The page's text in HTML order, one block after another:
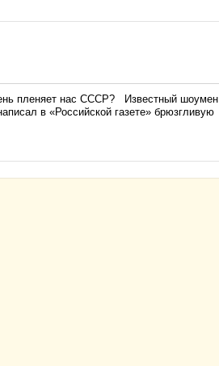
пленяет нас СССР? Известный шоумен
в «Российской газете» брюзгливую